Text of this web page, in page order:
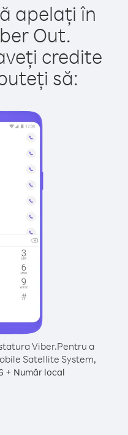
apelați în
Out.
credite
să:
Viber.Pentru a
Satellite System,
+ Număr local